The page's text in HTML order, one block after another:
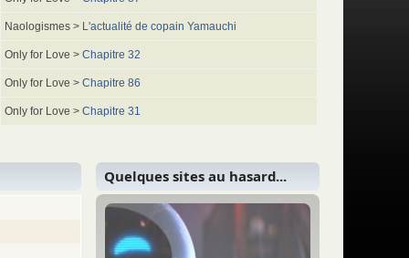
Naologismes > L'actualité de copain Yamauchi
Only for Love > Chapitre 32
Only for Love > Chapitre 86
Only for Love > Chapitre 31
Quelques sites au hasard...
(Tous les sites)